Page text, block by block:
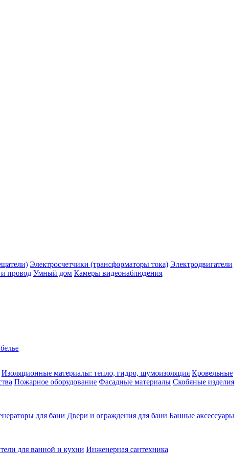
Электросчетчики (трансформаторы тока) Электродвигатели
провод Умный дом Камеры видеонаблюдения
Изоляционные материалы: тепло, гидро, шумоизоляция Кровельные
Пожарное оборудование Фасадные материалы Скобяные изделия
для бани Двери и ограждения для бани Банные аксессуары
для ванной и кухни Инженерная сантехника